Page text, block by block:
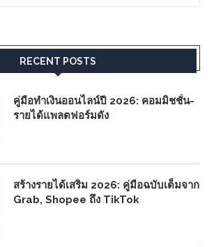
RECENT POSTS
คู่มือทำเงินออนไลน์ปี 2026: คอมมิชชั่น-
รายได้แพลตฟอร์มดัง
สร้างรายได้เสริม 2026: คู่มือฉบับเต็มจาก
Grab, Shopee ถึง TikTok